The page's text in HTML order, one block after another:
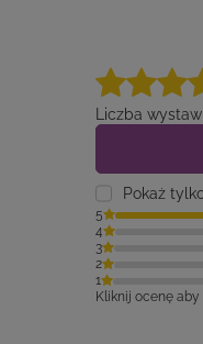
Liczba
Pokaż
3
2
1
Kliknij ocenę aby